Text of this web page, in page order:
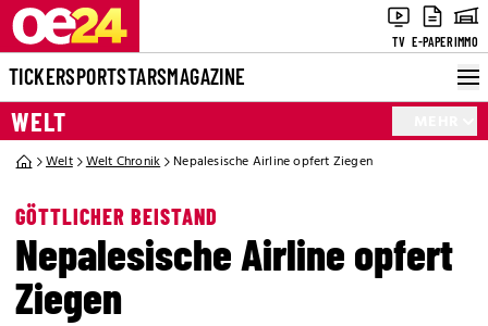
TV E-PAPERIMMO
TICKERSPORTSTARSMAGAZINE
WELT
Welt Welt Chronik Nepalesische Airline opfert Ziegen
GÖTTLICHER BEISTAND
Nepalesische Airline opfert
Ziegen